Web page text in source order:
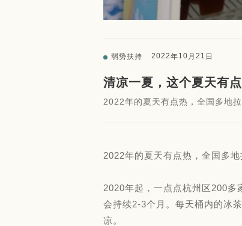
弱势扶持 2022年10 月 21 日
清凉一夏，这个夏天有
2022年的夏天有点热，全国多地
2022年的夏天有点热，全国多
2020年起，一点点杭州区200多
会持续2-3个月。每天桶内的冰
凉。